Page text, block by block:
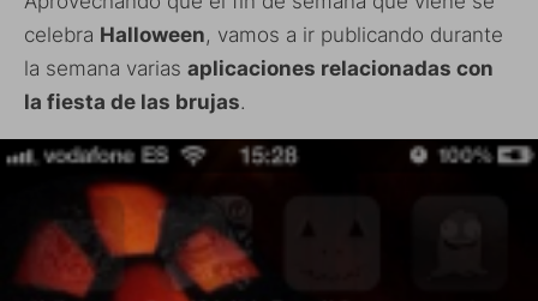
celebra Halloween, vamos a ir publicando durante
la semana varias aplicaciones relacionadas con
la fiesta de las brujas.